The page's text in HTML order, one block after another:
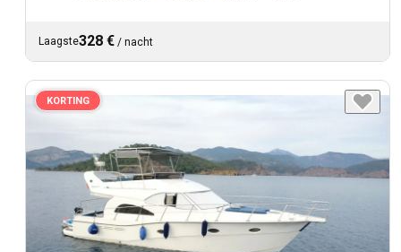
Laagste328 € / nacht
KORTING